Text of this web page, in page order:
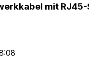
mit